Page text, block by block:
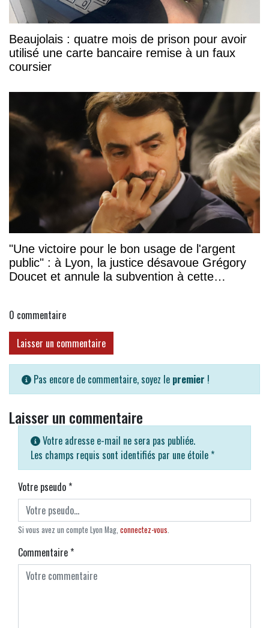
Beaujolais : quatre mois de prison pour avoir
utilisé une carte bancaire remise à un faux
coursier
"Une victoire pour le bon usage de l'argent
public" : à Lyon, la justice désavoue Grégory
Doucet et annule la subvention à cette
0 commentaire
Laisser un commentaire
Pas encore de commentaire, soyez le premier !
Laisser un commentaire
Votre adresse e-mail ne sera pas publiée.
Les champs requis sont identifiés par une étoile *
Votre pseudo*
Si vous avez un compte Lyon Mag, connectez-vous.
Commentaire*